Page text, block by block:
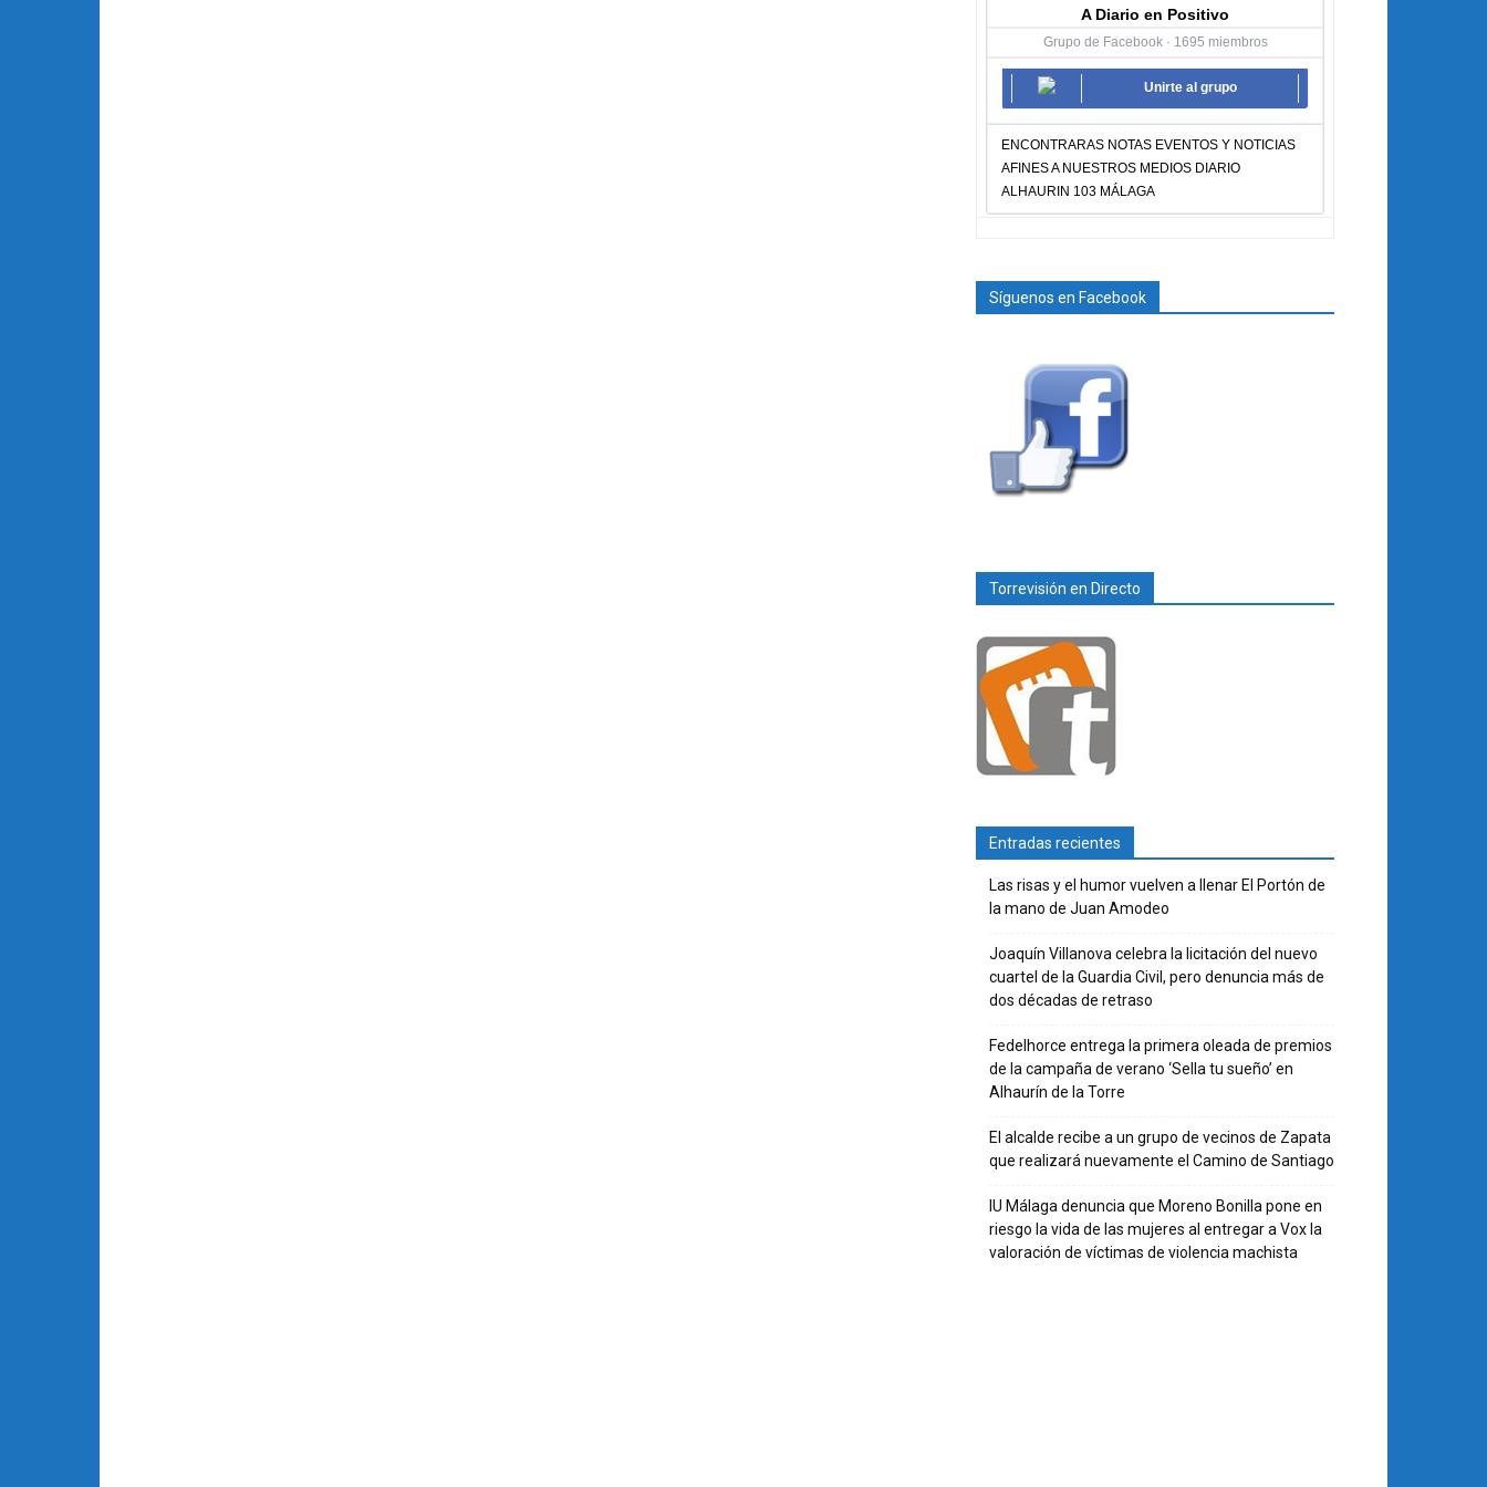
A Diario en Positivo
Grupo de Facebook · 1695 miembros
Unirte al grupo
ENCONTRARAS NOTAS EVENTOS Y NOTICIAS
AFINES A NUESTROS MEDIOS DIARIO
ALHAURIN 103 MÁLAGA
Síguenos en Facebook
Torrevisión en Directo
Entradas recientes
Las risas y el humor vuelven a llenar El Portón de
la mano de Juan Amodeo
Joaquín Villanova celebra la licitación del nuevo
cuartel de la Guardia Civil, pero denuncia más de
dos décadas de retraso
Fedelhorce entrega la primera oleada de premios
de la campaña de verano ‘Sella tu sueño’ en
Alhaurín de la Torre
El alcalde recibe a un grupo de vecinos de Zapata
que realizará nuevamente el Camino de Santiago
IU Málaga denuncia que Moreno Bonilla pone en
riesgo la vida de las mujeres al entregar a Vox la
valoración de víctimas de violencia machista